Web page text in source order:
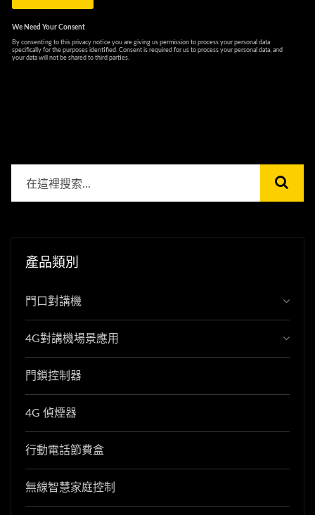
產品類別
門口對講機
4G對講機場景應用
門鎖控制器
4G 偵煙器
行動電話節費盒
無線智慧家庭控制